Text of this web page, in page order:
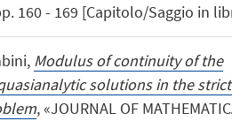
160 - 169 [Capitolo/Saggio in
Modulus of continuity of the
solutions in the
, «JOURNAL OF